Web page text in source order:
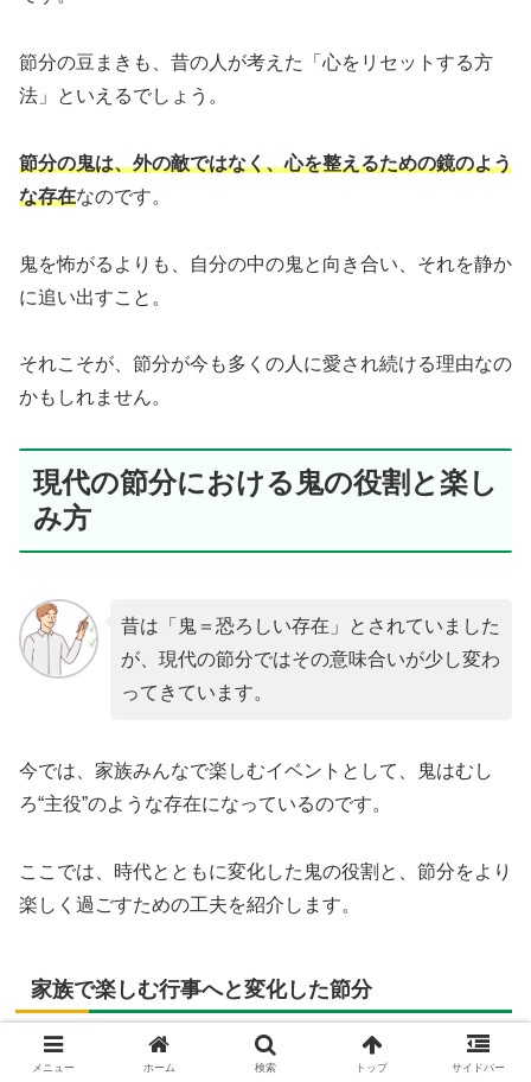
節分の豆まきも、昔の人が考えた「心をリセットする方
法」といえるでしょう。
節分の鬼は、外の敵ではなく、心を整えるための鏡のよう
な存在なのです。
鬼を怖がるよりも、自分の中の鬼と向き合い、それを静か
に追い出すこと。
それこそが、節分が今も多くの人に愛され続ける理由なの
かもしれません。
現代の節分における鬼の役割と楽し
み方
昔は「鬼＝恐ろしい存在」とされていました
が、現代の節分ではその意味合いが少し変わ
ってきています。
今では、家族みんなで楽しむイベントとして、鬼はむし
ろ“主役”のような存在になっているのです。
ここでは、時代とともに変化した鬼の役割と、節分をより
楽しく過ごすための工夫を紹介します。
家族で楽しむ行事へと変化した節分
かつては厄除けや祓いの意味が強かった節分ですが、今で
メニュー ホーム 検索 トップ サイドバー